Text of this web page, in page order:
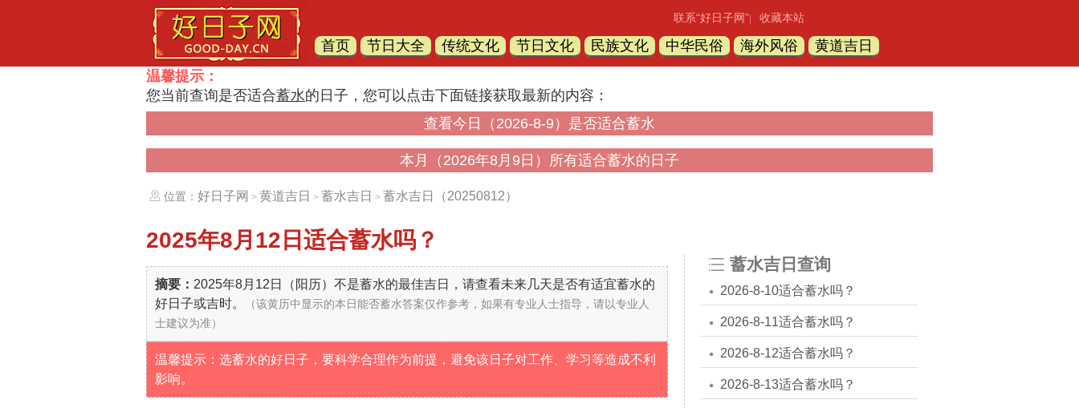
联系“好日子网” 收藏本站
首页 节日大全 传统文化 节日文化 民族文化 中华民俗 海外风俗
黄道吉日
温馨提示：
您当前查询是否适合蓄水的日子，您可以点击下面链接获取最新的内容：
查看今日（2026-8-9）是否适合蓄水
本月（2026年8月9日）所有适合蓄水的日子
位置： 好日子网 > 黄道吉日 > 蓄水吉日 > 蓄水吉日（20250812）
2025年8月12日 适合蓄水吗？
摘要： 2025年8月12日（阳历）不是蓄水的最佳吉日，请查看未来几天是否有适宜蓄水的
好日子或吉时。
（该黄历中显示的本日能否蓄水答案仅作参考，如果有专业人士指导，请以专业人
士建议为准）
温馨提示：选蓄水的好日子，要科学合理作为前提，避免该日子对工作、学习等造成不利
影响。
蓄水吉日查询
2026-8-10适合蓄水吗？
2026-8-11适合蓄水吗？
2026-8-12适合蓄水吗？
2026-8-13适合蓄水吗？